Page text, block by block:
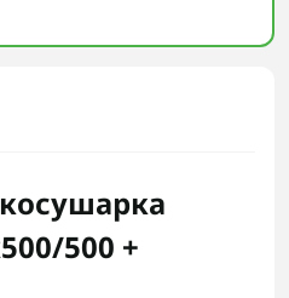
500 +